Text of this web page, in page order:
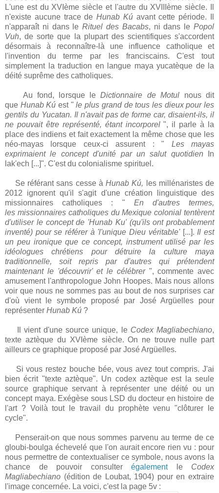
L'une est du XVIème siècle et l'autre du XVIIIème siècle. Il
n'existe aucune trace deHunab Kú avant cette période. Il
n'apparaît ni dans leRituel des Bacabs, ni dans lePopol
Vuh, de sorte que la plupart des scientifiques s'accordent
désormais à reconnaître-là une influence catholique et
l'invention du terme par les franciscains. C'est tout
simplement la traduction en langue maya yucatèque de la
déité suprême des catholiques.
Au fond, lorsque leDictionnaire de Motul nous dit
que Hunab Kúest "le plus grand de tous les dieux pour les
gentils du Yucatan. Il n'avait pas de forme car, disaient-ils,il
ne pouvait être représenté, étant incorporel", il parle à la
place des indiens et fait exactement la même chose que les
néo-mayas lorsque ceux-ci assurent : " Les mayas
exprimaient le concept d'unité par un salut quotidien
In
lak'ech [...]". C'est du colonialisme spirituel.
Se référant sans cesse àHunab Kú,
les millénaristes de
2012 ignorent qu'il s'agit d'une création linguistique des
missionnaires catholiques : " En d'autres termes,
les missionnaires catholiques du Mexique colonial tentèrent
d'utiliser le concept de 'Hunab Ku' (qu'ils ont probablement
inventé) pour se référer à 'l'unique Dieu véritable' [...]. Il est
un peu ironique que ce concept, instrument utilisé par les
idéologues chrétiens pour détruire la culture maya
traditionnelle, soit repris par d'autres qui prétendent
maintenant le 'découvrir' et le célébrer ", commente avec
amusement l'anthropologue John Hoopes. Mais nous allons
voir que nous ne sommes pas au bout de nos surprises car
d'où vient le symbole proposé par José Argüelles pour
représenter Hunab Kú ?
Il vient d'une source unique, le Codex Magliabechiano,
texte aztèque du XVIème siècle. On ne trouve nulle part
ailleurs ce graphique proposé par José Argüelles.
Si vous restez bouche bée, vous avez tout compris. J'ai
bien écrit "texte aztèque". Un codex aztèque est la seule
source graphique servant à représenter une déité ou un
concept maya. Exégèse sous LSD du docteur en histoire de
l'art ? Voilà tout le travail du prophète venu "clôturer le
cycle".
Penserait-on que nous sommes parvenu au terme de ce
gloubi-boulga échevelé que l'on aurait encore rien vu : pour
nous permettre de contextualiser ce symbole, nous avons la
chance de pouvoir consulter égalementle Codex
Magliabechiano (édition de Loubat, 1904) pour en extraire
l'image concernée. La voici, c'est la page 5v :